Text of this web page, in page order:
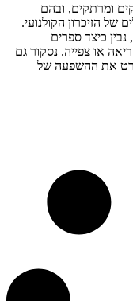
ומרתקים, ובהם
של הזיכרון הקולנועי.
כיצד ספרים
או צפייה. נסקור גם
את ההשפעה של